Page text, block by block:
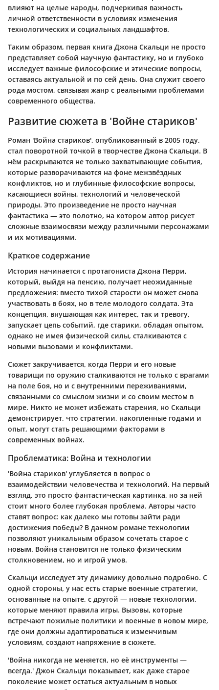
влияют на целые народы, подчеркивая важность
личной ответственности в условиях изменения
технологических и социальных ландшафтов.
Таким образом, первая книга Джона Скальци не просто
представляет собой научную фантастику, но и глубоко
исследует важные философские и этические вопросы,
оставаясь актуальной и по сей день. Она служит своего
рода мостом, связывая жанр с реальными проблемами
современного общества.
Развитие сюжета в 'Войне стариков'
Роман 'Война стариков', опубликованный в 2005 году,
стал поворотной точкой в творчестве Джона Скальци. В
нём раскрываются не только захватывающие события,
которые разворачиваются на фоне межзвёздных
конфликтов, но и глубинные философские вопросы,
касающиеся войны, технологий и человеческой
природы. Это произведение не просто научная
фантастика — это полотно, на котором автор рисует
сложные взаимосвязи между различными персонажами
и их мотивациями.
Краткое содержание
История начинается с протагониста Джона Перри,
который, выйдя на пенсию, получает неожиданные
предложения: вместо тихой старости он может снова
участвовать в боях, но в теле молодого солдата. Эта
концепция, внушающая как интерес, так и тревогу,
запускает цепь событий, где старики, обладая опытом,
однако не имея физической силы, сталкиваются с
новыми вызовами и конфликтами.
Сюжет закручивается, когда Перри и его новые
товарищи по оружию сталкиваются не только с врагами
на поле боя, но и с внутренними переживаниями,
связанными со смыслом жизни и со своим местом в
мире. Никто не может избежать старения, но Скальци
демонстрирует, что стратегии, накопленные годами и
опыт, могут стать решающими факторами в
современных войнах.
Проблематика: Война и технологии
'Война стариков' углубляется в вопрос о
взаимодействии человечества и технологий. На первый
взгляд, это просто фантастическая картинка, но за ней
стоит много более глубокая проблема. Авторы часто
ставят вопрос: как далеко мы готовы зайти ради
достижения победы? В данном романе технологии
позволяют уникальным образом сочетать старое с
новым. Война становится не только физическим
столкновением, но и игрой умов.
Скальци исследует эту динамику довольно подробно. С
одной стороны, у нас есть старые военные стратегии,
основанные на опыте, с другой — новые технологии,
которые меняют правила игры. Вызовы, которые
встречают пожилые политики и военные в новом мире,
где они должны адаптироваться к изменчивым
условиям, создают напряжение в сюжете.
'Война никогда не меняется, но её инструменты —
всегда.' Джон Скальци показывает, как даже старое
поколение может остаться актуальным в новых